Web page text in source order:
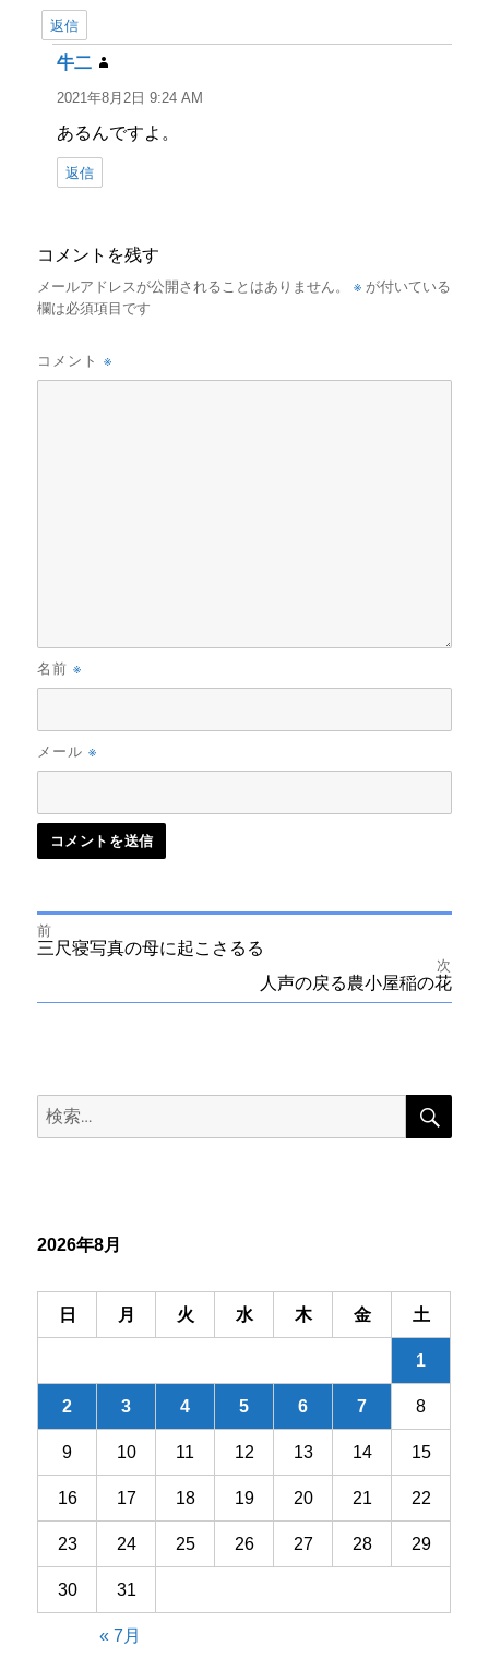
返信
牛二
り:
2021年8月2日 9:24 AM
あるんですよ。
返信
コメントを残す
メールアドレスが公開されることはありません。 ※ が付いている
欄は必須項目です
コメント※
名前※
メール※
投
ゲ
ン
前
前
三尺寝写真の母に起こさるる
次
人声の戻る農小屋稲の花
検
索:
検
2026年8月
日 月 火 水 木 金 土
1
2 3 4 5 6 7 8
9 10 11 12 13 14 15
16 17 18 19 20 21 22
23 24 25 26 27 28 29
30 31
« 7月